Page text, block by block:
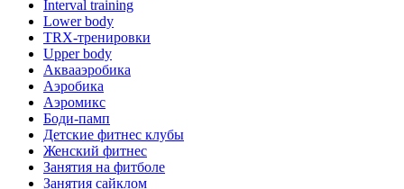
Interval training
Lower body
TRX-тренировки
Upper body
Аквааэробика
Аэробика
Аэромикс
Боди-памп
Детские фитнес клубы
Женский фитнес
Занятия на фитболе
Занятия сайклом